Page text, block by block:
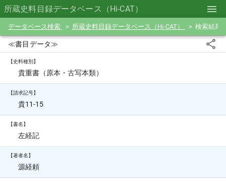
所蔵史料目録データベース（Hi-CAT）
データベース検索 所蔵史料目録データベース（Hi-CAT） 検索結果
≪書目データ≫
【史料種別】
貴重書（原本・古写本類）
【請求記号】
貴11-15
【書名】
左経記
【著者名】
源経頼